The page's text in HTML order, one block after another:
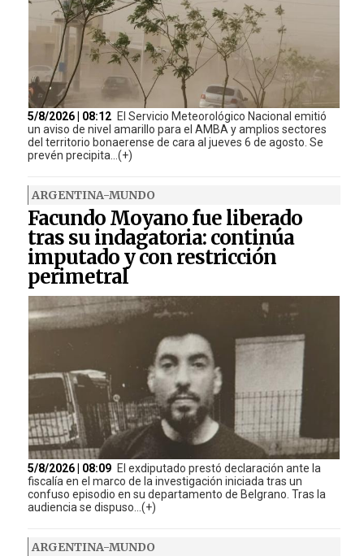
5/8/2026 | 08:12 El Servicio Meteorológico Nacional emitió
un aviso de nivel amarillo para el AMBA y amplios sectores
del territorio bonaerense de cara al jueves 6 de agosto. Se
prevén precipita...(+)
ARGENTINA-MUNDO
Facundo Moyano fue liberado
tras su indagatoria: continúa
imputado y con restricción
perimetral
5/8/2026 | 08:09 El exdiputado prestó declaración ante la
fiscalía en el marco de la investigación iniciada tras un
confuso episodio en su departamento de Belgrano. Tras la
audiencia se dispuso...(+)
ARGENTINA-MUNDO